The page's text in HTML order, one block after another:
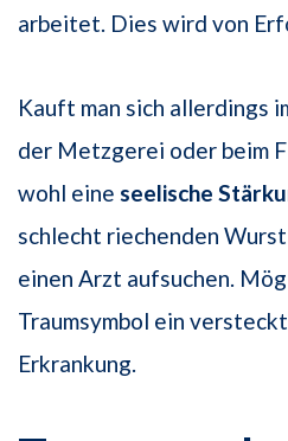
arbeitet. Dies wird von
Kauft man sich allerdings
der Metzgerei oder beim
wohl eine seelische
schlecht riechenden
einen Arzt aufsuchen.
Traumsymbol ein
Erkrankung.